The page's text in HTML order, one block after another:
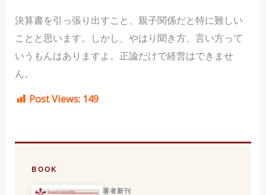
決算書を引っ張り出すこと、親子関係だと特に難しい
ことと思います。しかし、やはり聞き方、言い方って
いうもんはありますよ。正論だけで経営はできませ
ん。
Post Views: 149
BOOK
著者新刊